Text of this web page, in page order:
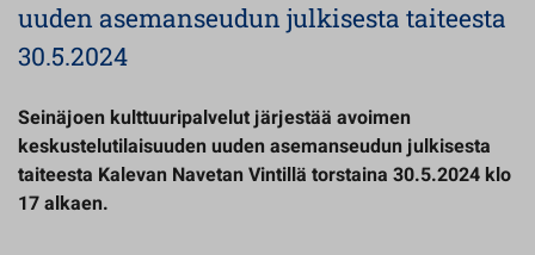
uuden asemanseudun julkisesta taiteesta
30.5.2024
Seinäjoen kulttuuripalvelut järjestää avoimen
keskustelutilaisuuden uuden asemanseudun julkisesta
taiteesta Kalevan Navetan Vintillä torstaina 30.5.2024 klo
17 alkaen.